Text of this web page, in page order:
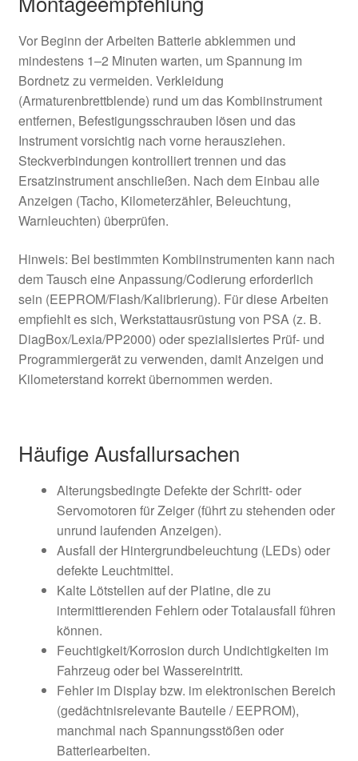
Vor Beginn der Arbeiten Batterie abklemmen und
mindestens 1–2 Minuten warten, um Spannung im
Bordnetz zu vermeiden. Verkleidung
(Armaturenbrettblende) rund um das Kombiinstrument
entfernen, Befestigungsschrauben lösen und das
Instrument vorsichtig nach vorne herausziehen.
Steckverbindungen kontrolliert trennen und das
Ersatzinstrument anschließen. Nach dem Einbau alle
Anzeigen (Tacho, Kilometerzähler, Beleuchtung,
Warnleuchten) überprüfen.
Hinweis: Bei bestimmten Kombiinstrumenten kann nach
dem Tausch eine Anpassung/Codierung erforderlich
sein (EEPROM/Flash/Kalibrierung). Für diese Arbeiten
empfiehlt es sich, Werkstattausrüstung von PSA (z. B.
DiagBox/Lexia/PP2000) oder spezialisiertes Prüf- und
Programmiergerät zu verwenden, damit Anzeigen und
Kilometerstand korrekt übernommen werden.
Häufige Ausfallursachen
Alterungsbedingte Defekte der Schritt- oder
Servomotoren für Zeiger (führt zu stehenden oder
unrund laufenden Anzeigen).
Ausfall der Hintergrundbeleuchtung (LEDs) oder
defekte Leuchtmittel.
Kalte Lötstellen auf der Platine, die zu
intermittierenden Fehlern oder Totalausfall führen
können.
Feuchtigkeit/Korrosion durch Undichtigkeiten im
Fahrzeug oder bei Wassereintritt.
Fehler im Display bzw. im elektronischen Bereich
(gedächtnisrelevante Bauteile / EEPROM),
manchmal nach Spannungsstößen oder
Batteriearbeiten.